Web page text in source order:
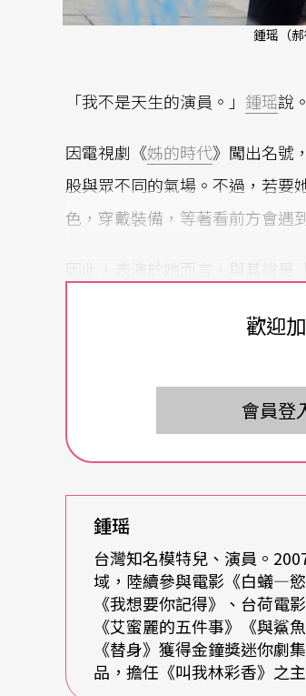
鍾瑶（郝
「我不是天生的演員。」 鍾瑶說。
因電視劇《姊的時代》闖出名號
股與眾不同的氣場。不過，若要
色，穿戴裝備，等著看前方會遇
因此，表演於她而言，與其說是
很享受舞台，現場接到什麼指
的方式，比較像是一道關卡，
以這個邏輯來說，2023年她的第
「這個角色真的很難，一口氣
本領，全部都在這個舞台上等待
鍾瑶說，最艱困的挑戰還不只
久了，演員會敏感意識到機器
神，你就會懂得做足眼神的戲
如此，即便是在排練現場，也
自由捕捉、聚焦任何畫面，因此
歡迎
會員登
鍾瑶
台灣知名模特兒、演員。
域，陸續參與電影《白蟻—
《我想要你記得》、台荷電
《艾蜜麗的五件事》《與鯊
《替身》獲得金鐘獎迷你
品，擔任《叫我林彩香》之